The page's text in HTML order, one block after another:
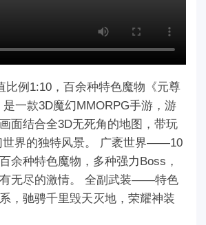
比例1:10，百余种特色魔物《元尊
一款3D魔幻MMORPG手游，游
面结合全3D无死角的地图，带玩
世界的独特风景。 广袤世界——10
余种特色魔物，多种强力Boss，
无尽的激情。 全副武装——特色
，驰骋千里毁天灭地，荣耀神装